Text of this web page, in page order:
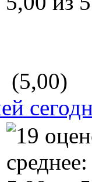
(5,00)